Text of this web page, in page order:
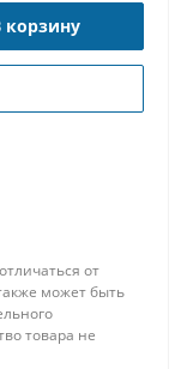
корзину
от
может быть
товара не